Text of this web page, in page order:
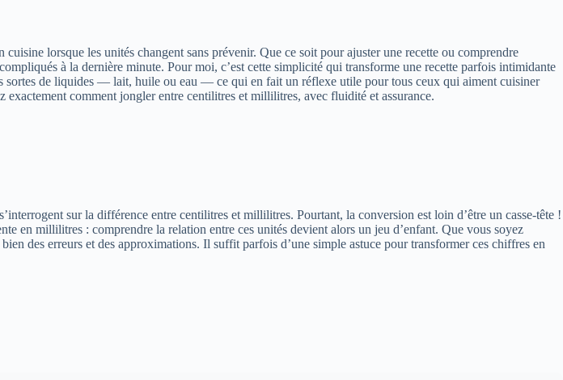
lorsque les unités changent sans prévenir. Que ce soit pour ajuster une recette ou comprendre
à la dernière minute. Pour moi, c’est cette simplicité qui transforme une recette parfois intimidante
sortes de liquides — lait, huile ou eau — ce qui en fait un réflexe utile pour tous ceux qui aiment cuisiner
exactement comment jongler entre centilitres et millilitres, avec fluidité et assurance.
sur la différence entre centilitres et millilitres. Pourtant, la conversion est loin d’être un casse-tête !
en millilitres : comprendre la relation entre ces unités devient alors un jeu d’enfant. Que vous soyez
des erreurs et des approximations. Il suffit parfois d’une simple astuce pour transformer ces chiffres en